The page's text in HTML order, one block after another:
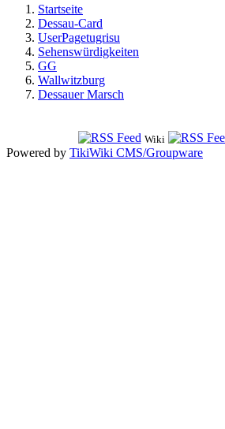
Startseite
Dessau-Card
UserPagetugrisu
Sehenswürdigkeiten
GG
Wallwitzburg
Dessauer Marsch
Wiki
Powered by TikiWiki CMS/Groupware